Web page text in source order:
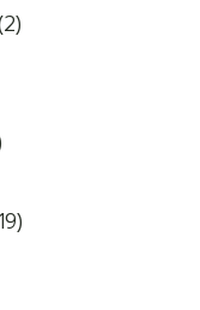
22
productos
1919
productos